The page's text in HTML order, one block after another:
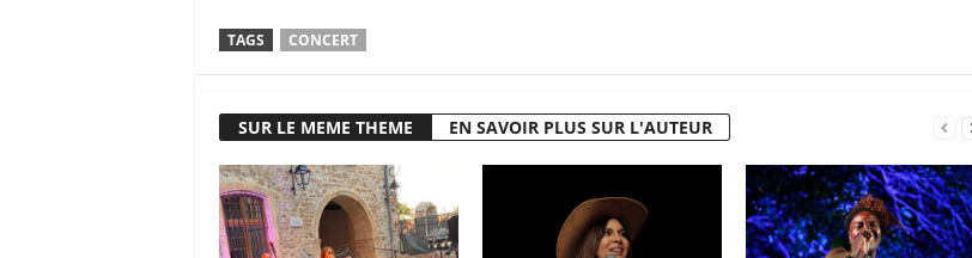
TAGS CONCERT
SUR LE MEME THEME EN SAVOIR PLUS SUR L'AUTEUR